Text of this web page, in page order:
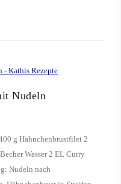
Nudeln
g Hähnchenbrustfilet 2
Wasser 2 EL Curry
Nudeln nach